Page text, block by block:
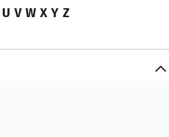
U V W X Y Z